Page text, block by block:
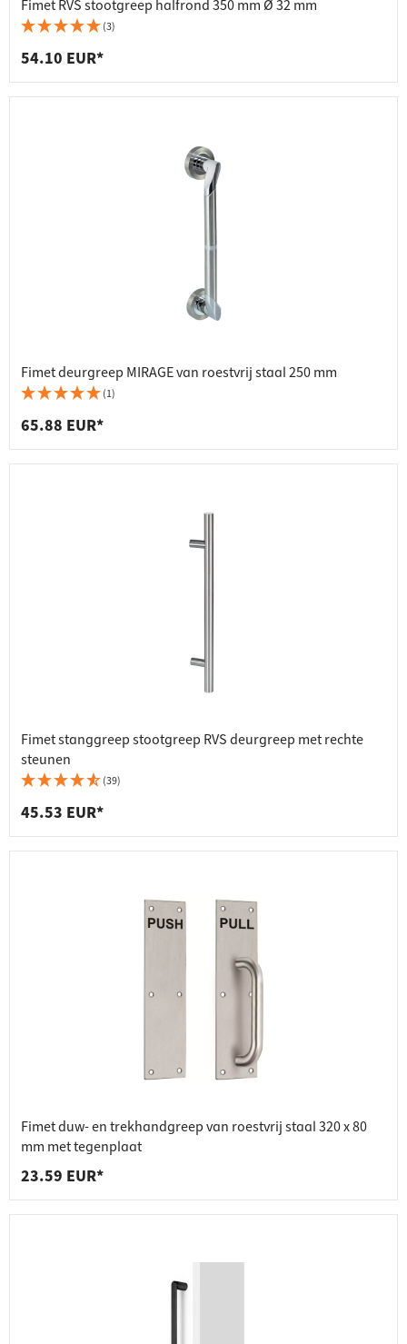
Fimet RVS stootgreep halfrond 350 mm Ø 32 mm
(3)
54.10 EUR*
Fimet deurgreep MIRAGE van roestvrij staal 250 mm
(1)
65.88 EUR*
Fimet stanggreep stootgreep RVS deurgreep met rechte
steunen
(39)
45.53 EUR*
Fimet duw- en trekhandgreep van roestvrij staal 320 x 80
mm met tegenplaat
23.59 EUR*